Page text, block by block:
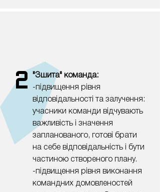
"Зшита" команда:
-підвищення рівня
відповідальності та залучення:
учасники команди відчувають
важливість і значення
запланованого, готові брати
на себе відповідальність і бути
частиною створеного плану.
-підвищення рівня виконання
командних домовленостей
2